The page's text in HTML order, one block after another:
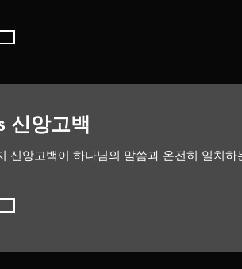
신앙고백
신앙고백이 하나님의 말씀과 온전히 일치